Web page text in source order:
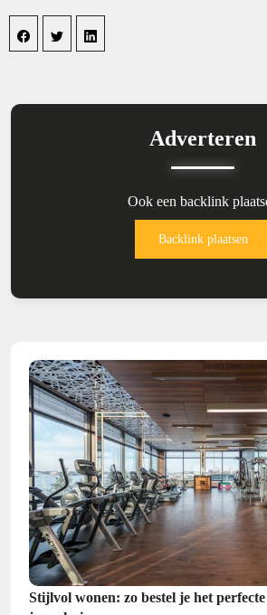
Adverteren
Ook een backlink
Backlink plaatsen
Stijlvol wonen: zo bestel je het